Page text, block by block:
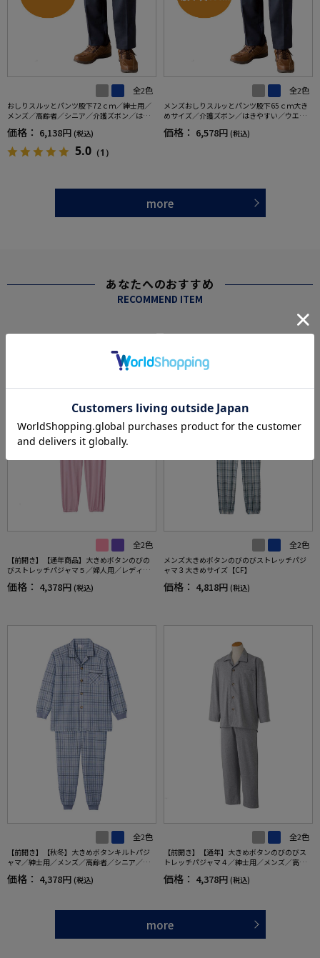
全2色
おしりスルッとパンツ股下72ｃｍ／紳士用／
メンズ／高齢者／シニア／介護ズボン／はき
やすい／ウエストゴム／敬老の日／ギフト／
プレゼント【CF】
価格： 6,138円 (税込)
5.0 （1）
全2色
メンズおしりスルッとパンツ股下65ｃｍ大き
めサイズ／介護ズボン／はきやすい／ウエス
トゴム／敬老の日／ギフト／プレゼント【C
F】
価格： 6,578円 (税込)
more
あなたへのおすすめ
RECOMMEND ITEM
全2色
【前開き】【通年商品】大きめボタンのびの
びストレッチパジャマ５／婦人用／レディー
ス／シニア／名前記入欄付／ななめホールボ
タン／寝巻／後ろ長め／ギフト／プレゼント
価格： 4,378円 (税込)
全2色
メンズ大きめボタンのびのびストレッチパジ
ャマ３大きめサイズ【CF】
価格： 4,818円 (税込)
全2色
【前開き】【秋冬】大きめボタンキルトパジ
ャマ／紳士用／メンズ／高齢者／シニア／寝
巻／ラグラン袖／ギフト／プレゼント【CF】
価格： 4,378円 (税込)
全2色
【前開き】【通年】大きめボタンのびのびス
トレッチパジャマ４／紳士用／メンズ／高齢
者／シニア／名前記入欄付／後ろ長め／なな
めボタンホール／プレゼント／ギフト【CF】
価格： 4,378円 (税込)
more